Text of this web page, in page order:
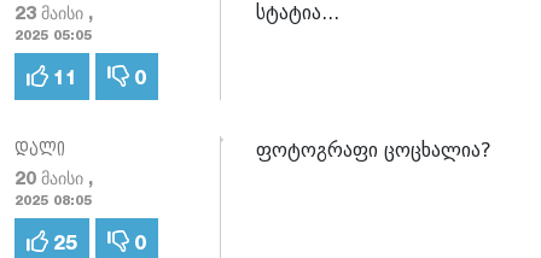
23 მაისი ,
2025 05:05
11 0
სტატია...
დალი
20 მაისი ,
2025 08:05
25 0
ფოტოგრაფი ცოცხალია?